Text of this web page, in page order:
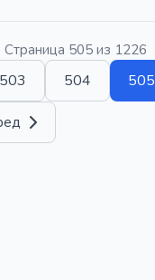
Страница 505 из 1226
503 504 505